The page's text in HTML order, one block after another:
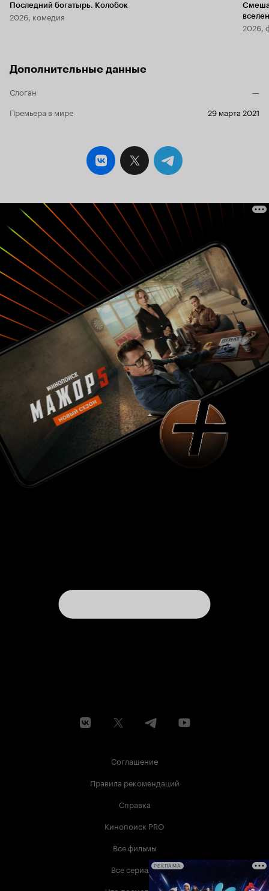
Последний богатырь. Колобок
2026, комедия
2026,
Дополнительные данные
Слоган
—
Премьера в мире
29 марта 2021
Соглашение
Правила рекомендаций
Справка
Кинопоиск PRO
Все фильмы
Все сериалыРЕКЛАМА